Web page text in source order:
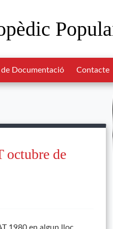
Documentació Contacte
octubre de